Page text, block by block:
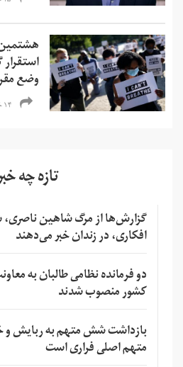
هشتمین
وضع
۱۴ خرداد ۱۳۹۹
تازه چه
گزارش‌ها از مرگ شاهین
افکاری، در زندان خبر می‌دهند
دو فرمانده نظامی طالبان به
کشور منصوب شدند
بازداشت شش متهم به ربایش
متهم اصلی فراری است